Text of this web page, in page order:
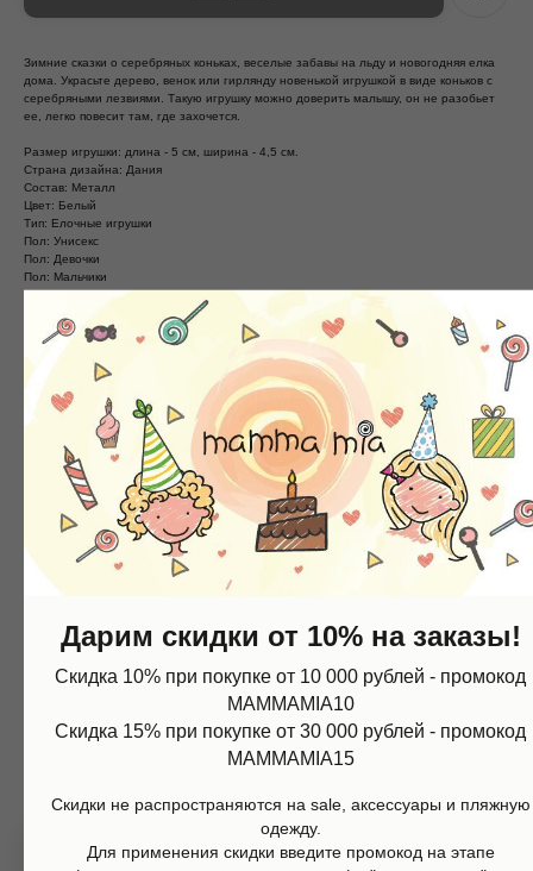
Зимние сказки о серебряных коньках, веселые забавы на льду и новогодняя елка
дома. Украсьте дерево, венок или гирлянду новенькой игрушкой в виде коньков с
серебряными лезвиями. Такую игрушку можно доверить малышу, он не разобьет
ее, легко повесит там, где захочется.
Размер игрушки: длина - 5 см, ширина - 4,5 см.
Страна дизайна: Дания
Состав: Металл
Цвет: Белый
Тип: Елочные игрушки
Пол: Унисекс
Пол: Девочки
Пол: Мальчики
Смотрите так же
Дарим скидки от 10% на заказы!
Скидка 10% при покупке от 10 000 рублей - промокод
MAMMAMIA10
Скидка 15% при покупке от 30 000 рублей - промокод
MAMMAMIA15
Скидки не распространяются на sale, аксессуары и пляжную
одежду.
Для применения скидки введите промокод на этапе
Контакты
+7 (967) 773-66-77
Казань, ул.Кави Наджми 22А
Наш telegram-канал c самыми свежими новостями:
Магазин
Мальчики
Девочки
Информация
О нас
Sale
Размерная сетка
Сервис